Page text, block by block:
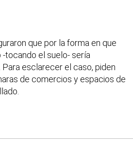
que por la forma en que
tocando el suelo- sería
esclarecer el caso, piden
de comercios y espacios de